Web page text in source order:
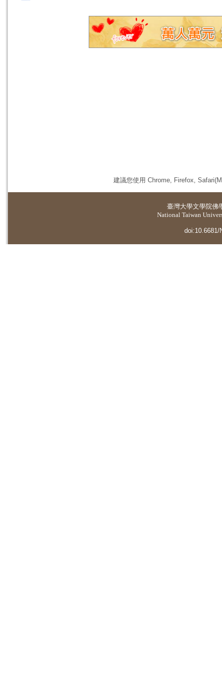
建議您使用 Chrome, Firefox,
臺灣大學文學院佛
National Taiwan
doi:10.6681/